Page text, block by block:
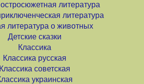
литература
литература
литература о животных
Детские сказки
Классика
Классика русская
Классика советская
украинская